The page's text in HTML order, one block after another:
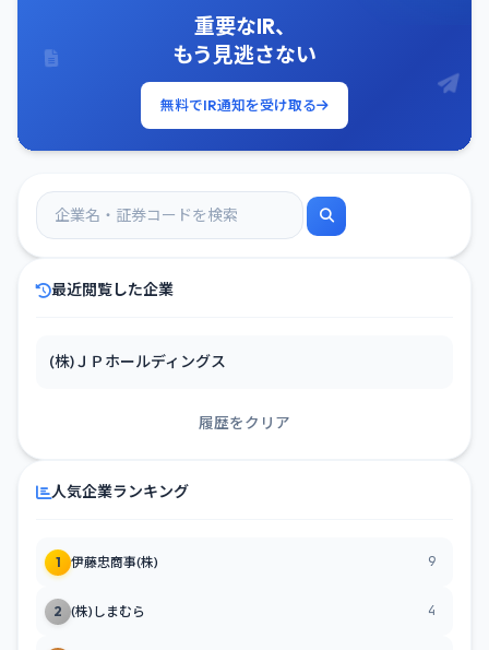
重要なIR、
もう見逃さない
無料でIR通知を受け取る
最近閲覧した企業
(株)ＪＰホールディングス
履歴をクリア
人気企業ランキング
1 伊藤忠商事(株) 9
2 (株)しまむら 4